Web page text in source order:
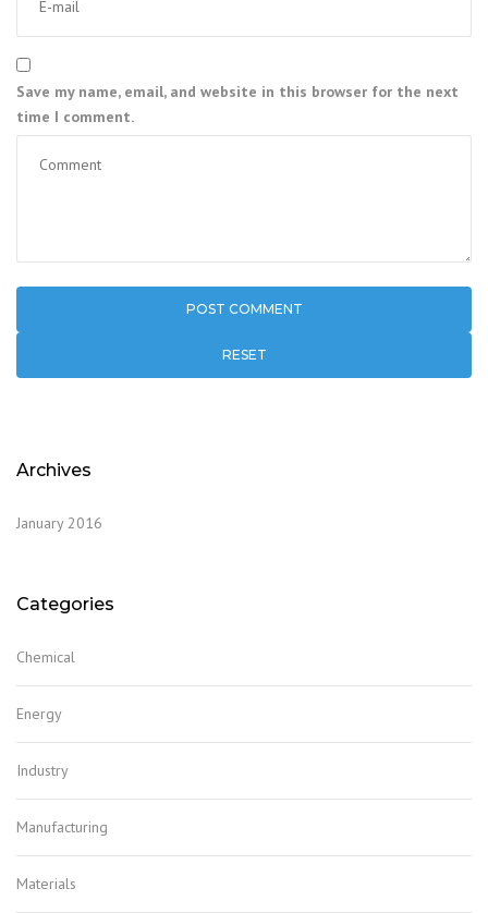
Save my name, email, and website in this browser for the next
time I comment.
RESET
Archives
January 2016
Categories
Chemical
Energy
Industry
Manufacturing
Materials